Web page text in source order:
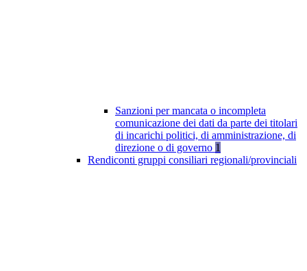
Sanzioni per mancata o incompleta
comunicazione dei dati da parte dei titolari
di incarichi politici, di amministrazione, di
direzione o di governo 1
Rendiconti gruppi consiliari regionali/provinciali